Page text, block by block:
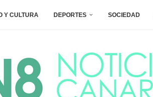
Y CULTURA DEPORTES SOCIEDAD